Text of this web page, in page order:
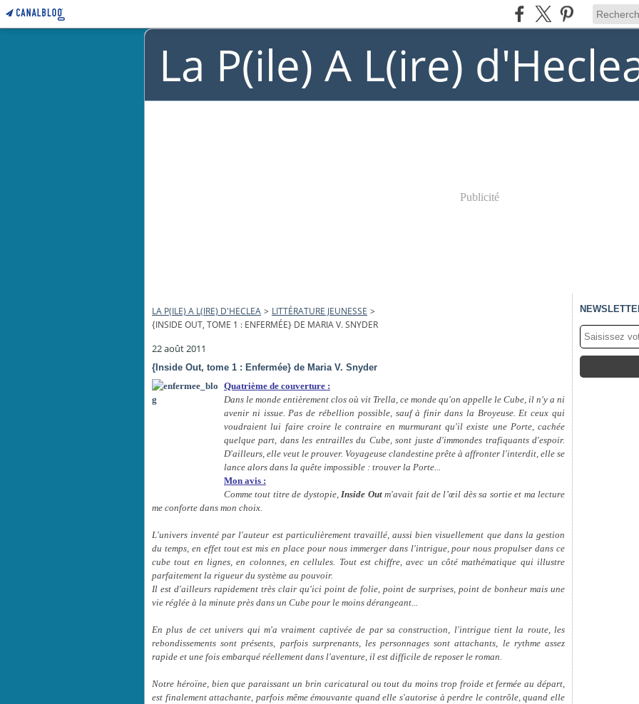
La P(ile) A L(ire)
Publicité
LA P(ILE) A L(IRE) D'HECLEA > LITTÉRATURE JEUNESSE >
{INSIDE OUT, TOME 1 : ENFERMÉE} DE MARIA V. SNYDER
22 août 2011
{Inside Out, tome 1 : Enfermée} de Maria V. Snyder
Quatrième de couverture :
Dans le monde entièrement clos où vit Trella, ce monde qu'on appelle le Cube, il n'y a ni
avenir ni issue. Pas de rébellion possible, sauf à finir dans la Broyeuse. Et ceux qui
voudraient lui faire croire le contraire en murmurant qu'il existe une Porte, cachée
quelque part, dans les entrailles du Cube, sont juste d'immondes trafiquants d'espoir.
D'ailleurs, elle veut le prouver. Voyageuse clandestine prête à affronter l'interdit, elle se
lance alors dans la quête impossible : trouver la Porte...
Mon avis :
Comme tout titre de dystopie,Inside Outm'avait fait de l’œil dès sa sortie et ma lecture
me conforte dans mon choix.
L'univers inventé par l'auteur est particulièrement travaillé, aussi bien visuellement que dans la gestion
du temps, en effet tout est mis en place pour nous immerger dans l'intrigue, pour nous propulser dans ce
cube tout en lignes, en colonnes, en cellules. Tout est chiffre, avec un côté mathématique qui illustre
parfaitement la rigueur du système au pouvoir.
Il est d'ailleurs rapidement très clair qu'ici point de folie, point de surprises, point de bonheur mais une
vie réglée à la minute près dans un Cube pour le moins dérangeant...
En plus de cet univers qui m'a vraiment captivée de par sa construction, l'intrigue tient la route, les
rebondissements sont présents, parfois surprenants, les personnages sont attachants, le rythme assez
rapide et une fois embarqué réellement dans l'aventure, il est difficile de reposer le roman.
Notre héroïne, bien que paraissant un brin caricatural ou tout du moins trop froide et fermée au départ,
est finalement attachante, parfois même émouvante quand elle s'autorise à perdre le contrôle, quand elle